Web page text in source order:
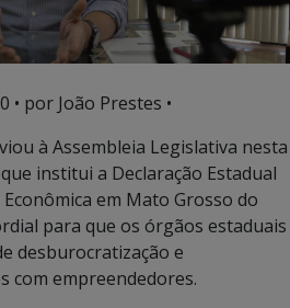
• por João Prestes •
à Assembleia Legislativa nesta
institui a Declaração Estadual
em Mato Grosso do
para que os órgãos estaduais
desburocratização e
com empreendedores.